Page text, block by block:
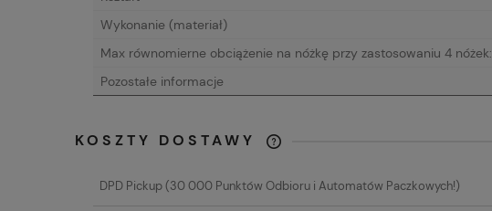
Wykonanie (materiał)
Max równomierne obciążenie na nóżkę przy zastosowaniu 4 nóżek:
Pozostałe informacje
KOSZTY DOSTAWY
CENA NIE ZAWIERA
DPD Pickup(30 000 Punktów Odbioru i Automatów Paczkowych!)